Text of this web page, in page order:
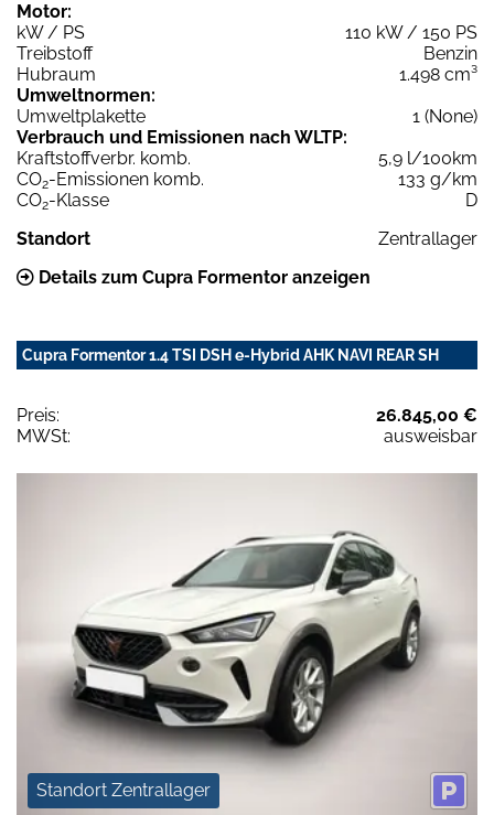
Motor:
kW / PS
110 kW / 150 PS
Treibstoff
Benzin
Hubraum
1.498 cm³
Umweltnormen:
Umweltplakette
1 (None)
Verbrauch und Emissionen nach WLTP:
Kraftstoffverbr. komb.
5,9 l/100km
CO2-Emissionen komb.
133 g/km
CO2-Klasse
D
Standort
Zentrallager
Details zum Cupra Formentor anzeigen
Cupra Formentor 1.4 TSI DSH e-Hybrid AHK NAVI REAR SH
Preis:
26.845,00 €
MWSt:
ausweisbar
Standort Zentrallager